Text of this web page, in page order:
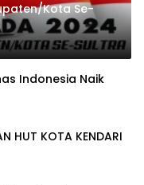
Kota Se-
Indonesia Naik
HUT KOTA KENDARI